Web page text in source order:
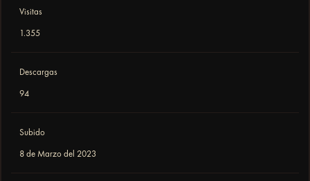
Visitas
1.355
Descargas
94
Subido
8 de Marzo del 2023